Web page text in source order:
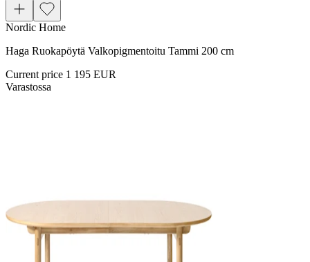
Nordic Home
Haga Ruokapöytä Valkopigmentoitu Tammi 200 cm
Current price 1 195 EUR
Varastossa